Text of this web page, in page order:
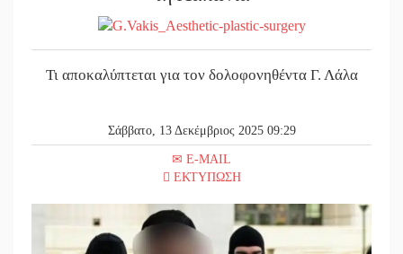
|| Στη
|| Δεν
||
Τι αποκαλύπτεται για τον δολοφονηθέντα Γ. Λάλα
Σάββατο, 13 Δεκέμβριος 2025 09:29
E-MAIL
ΕΚΤΥΠΩΣΗ